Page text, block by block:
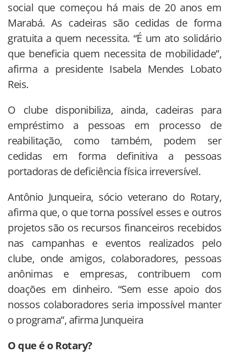
social que começou há mais de 20 anos em
Marabá. As cadeiras são cedidas de forma
gratuita a quem necessita. “É um ato solidário
que beneficia quem necessita de mobilidade”,
afirma a presidente Isabela Mendes Lobato
Reis.
O clube disponibiliza, ainda, cadeiras para
empréstimo a pessoas em processo de
reabilitação, como também, podem ser
cedidas em forma definitiva a pessoas
portadoras de deficiência física irreversível.
Antônio Junqueira, sócio veterano do Rotary,
afirma que, o que torna possível esses e outros
projetos são os recursos financeiros recebidos
nas campanhas e eventos realizados pelo
clube, onde amigos, colaboradores, pessoas
anônimas e empresas, contribuem com
doações em dinheiro. “Sem esse apoio dos
nossos colaboradores seria impossível manter
o programa”, afirma Junqueira
O que é o Rotary?